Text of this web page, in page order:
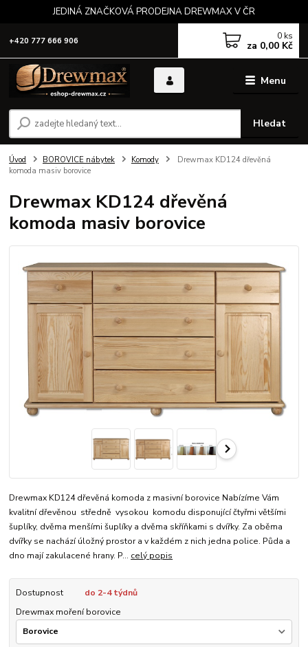
JEDINÁ ZNAČKOVÁ PRODEJNA DREWMAX V ČR
Menu
Hledat
+420 777 666 906 0 ks
za 0,00 Kč
Úvod BOROVICE nábytek Komody
Drewmax KD124 dřevěná
komoda masiv borovice
Drewmax KD124 dřevěná
komoda masiv borovice
Drewmax KD124 dřevěná komoda z masivní borovice Nabízíme Vám
kvalitní dřevěnou středně vysokou komodu disponující čtyřmi většími
šuplíky, dvěma menšími šuplíky a dvěma skříňkami s dvířky. Za oběma
dvířky se nachází úložný prostor a v každém z nich jedna police. Půda a
dno mají zakulacené hrany. P... celý popis
Dostupnost
do 2-4 týdnů
Drewmax moření borovice